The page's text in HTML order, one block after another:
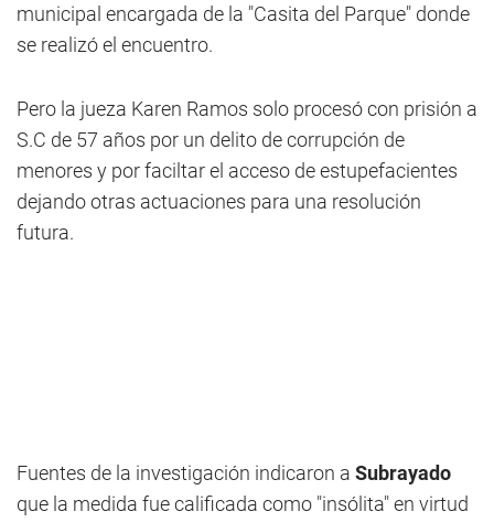
municipal encargada de la "Casita del Parque" donde
se realizó el encuentro.
Pero la jueza Karen Ramos solo procesó con prisión a
S.C de 57 años por un delito de corrupción de
menores y por faciltar el acceso de estupefacientes
dejando otras actuaciones para una resolución
futura.
Fuentes de la investigación indicaron a Subrayado
que la medida fue calificada como "insólita" en virtud